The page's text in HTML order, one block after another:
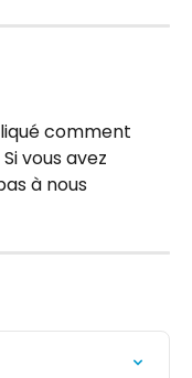
comment
vous avez
à nous